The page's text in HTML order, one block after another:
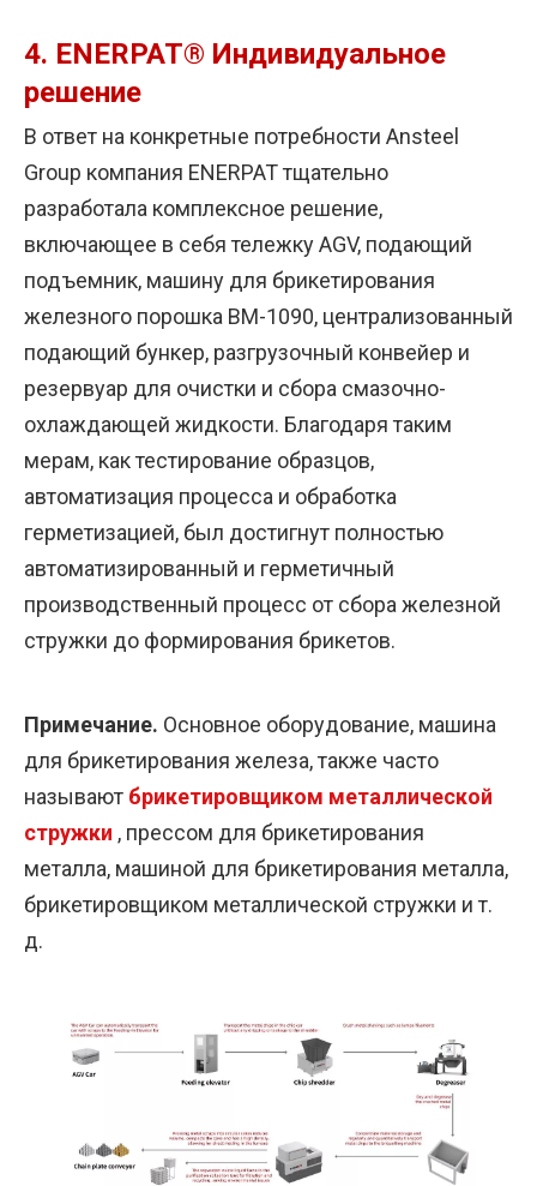
4. ENERPAT® Индивидуальное
решение
В ответ на конкретные потребности Ansteel
Group компания ENERPAT тщательно
разработала комплексное решение,
включающее в себя тележку AGV, подающий
подъемник, машину для брикетирования
железного порошка BM-1090, централизованный
подающий бункер, разгрузочный конвейер и
резервуар для очистки и сбора смазочно-
охлаждающей жидкости. Благодаря таким
мерам, как тестирование образцов,
автоматизация процесса и обработка
герметизацией, был достигнут полностью
автоматизированный и герметичный
производственный процесс от сбора железной
стружки до формирования брикетов.
Примечание. Основное оборудование, машина
для брикетирования железа, также часто
называют брикетировщиком металлической
стружки , прессом для брикетирования
металла, машиной для брикетирования металла,
брикетировщиком металлической стружки и т.
д.